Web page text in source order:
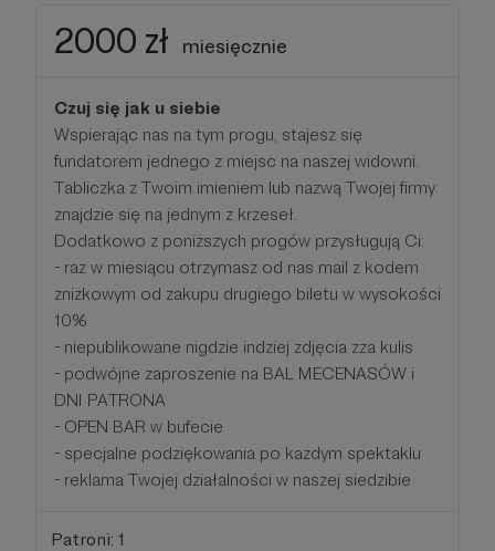
2000 zł miesięcznie
Czuj się jak u siebie
Wspierając nas na tym progu, stajesz się
fundatorem jednego z miejsc na naszej widowni.
Tabliczka z Twoim imieniem lub nazwą Twojej firmy
znajdzie się na jednym z krzeseł.
Dodatkowo z poniższych progów przysługują Ci:
- raz w miesiącu otrzymasz od nas mail z kodem
zniżkowym od zakupu drugiego biletu w wysokości
10%
- niepublikowane nigdzie indziej zdjęcia zza kulis
- podwójne zaproszenie na BAL MECENASÓW i
DNI PATRONA
- OPEN BAR w bufecie
- specjalne podziękowania po każdym spektaklu
- reklama Twojej działalności w naszej siedzibie
Patroni: 1